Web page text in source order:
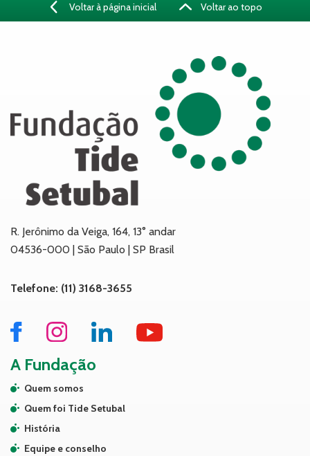
Voltar à página inicial Voltar ao topo
R. Jerônimo da Veiga, 164, 13° andar
04536-000 | São Paulo | SP Brasil
Telefone: (11) 3168-3655
A Fundação
Quem somos
Quem foi Tide Setubal
História
Equipe e conselho